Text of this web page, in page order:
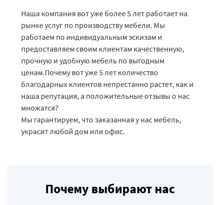
Наша компания вот уже более 5 лет работает на
рынке услуг по производству мебели. Мы
работаем по индивидуальным эскизам и
предоставляем своим клиентам качественную,
прочную и удобную мебель по выгодным
ценам.Почему вот уже 5 лет количество
благодарных клиентов непрестанно растет, как и
наша репутация, а положительные отзывы о нас
множатся?
Мы гарантируем, что заказанная у нас мебель,
украсит любой дом или офис.
Почему выбирают нас